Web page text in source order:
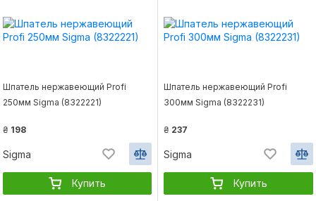
Шпатель нержавеющий Profi
250мм Sigma (8322221)
₴ 198
Sigma
Купить
Шпатель нержавеющий Profi
300мм Sigma (8322231)
₴ 237
Sigma
Купить